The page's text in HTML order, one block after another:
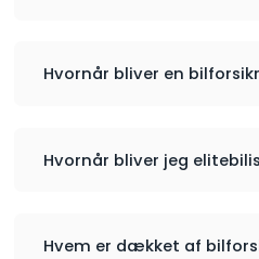
Hvornår bliver en
Hvornår bliver jeg
Hvem er dækket af